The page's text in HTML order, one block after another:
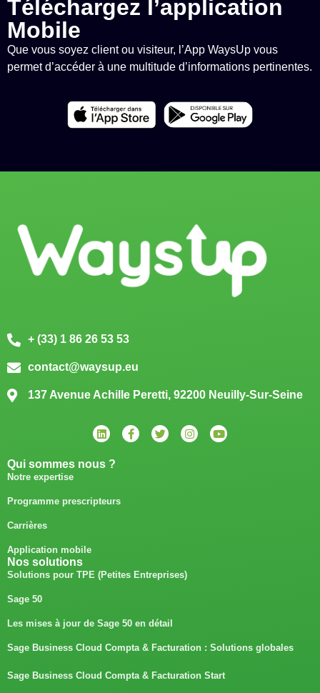
Téléchargez l’application
Mobile
Que vous soyez client ou visiteur, l’App WaysUp vous
permet d’accéder à une multitude d’informations pertinentes.
+ (33) 1 86 26 53 53
contact@waysup.eu
137 Avenue Achille Peretti, 92200 Neuilly-Sur-Seine
Qui sommes nous ?
Notre expertise
Programme prescripteurs
Carrières
Application mobile
Nos solutions
Solutions pour TPE (Petites Entreprises)
Sage 50
Les mises à jour de Sage 50 en détail
Sage Business Cloud Compta & Facturation : Solutions globales
Sage Business Cloud Compta & Facturation Start